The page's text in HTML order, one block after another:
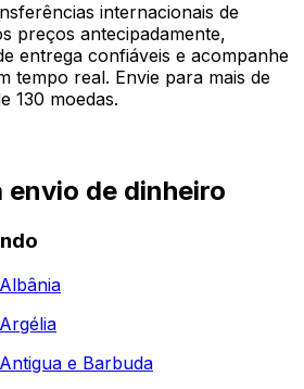
internacionais de
preços antecipadamente,
entrega confiáveis e acompanhe
tempo real. Envie para mais de
130 moedas.
envio de dinheiro
Albânia
Argélia
Antigua e Barbuda